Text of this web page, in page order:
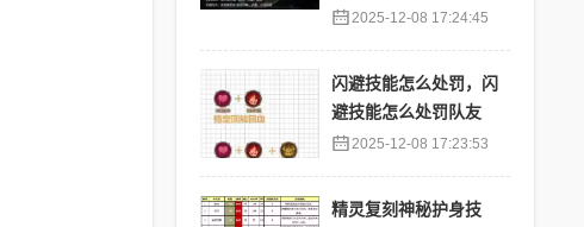
能怎么进阶的
2025-12-08 17:24:45
闪避技能怎么处罚，闪
避技能怎么处罚队友
2025-12-08 17:23:53
精灵复刻神秘护身技